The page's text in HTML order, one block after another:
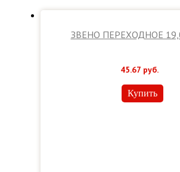
ЗВЕНО ПЕРЕХОДНОЕ
45.67 руб.
Купить